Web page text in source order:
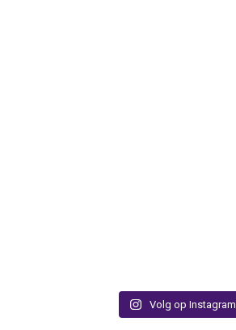
Volg op Instagram